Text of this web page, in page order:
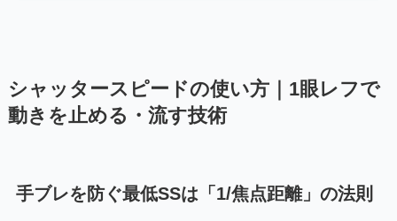
シャッタースピードの使い方｜1眼レフで
動きを止める・流す技術
手ブレを防ぐ最低SSは「1/焦点距離」の法則